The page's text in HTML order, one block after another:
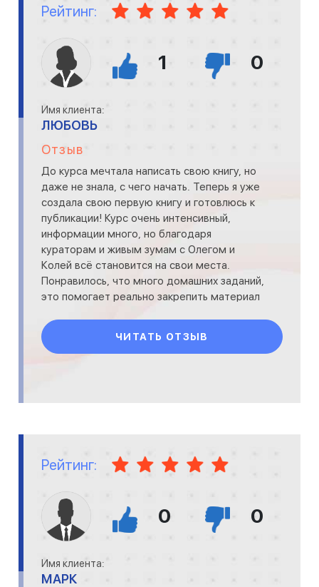
Рейтинг:
1 0
Имя клиента:
ЛЮБОВЬ
Отзыв
До курса мечтала написать свою книгу, но
даже не знала, с чего начать. Теперь я уже
создала свою первую книгу и готовлюсь к
публикации! Курс очень интенсивный,
информации много, но благодаря
кураторам и живым зумам с Олегом и
Колей всё становится на свои места.
Понравилось, что много домашних заданий,
это помогает реально закрепить материал
ЧИТАТЬ ОТЗЫВ
Рейтинг:
0 0
Имя клиента:
МАРК